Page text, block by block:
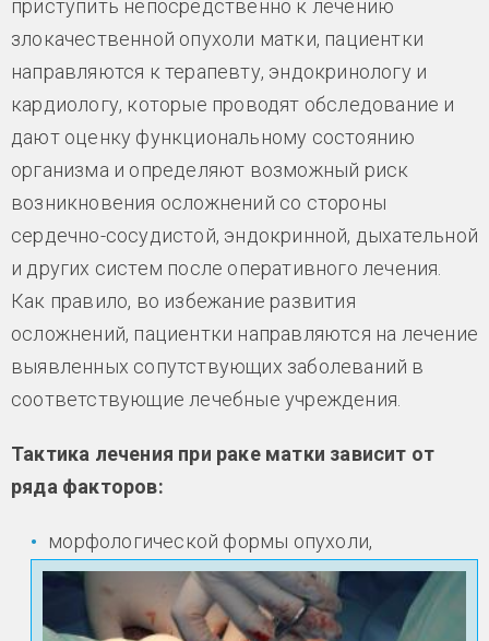
приступить непосредственно к лечению
злокачественной опухоли матки, пациентки
направляются к терапевту, эндокринологу и
кардиологу, которые проводят обследование и
дают оценку функциональному состоянию
организма и определяют возможный риск
возникновения осложнений со стороны
сердечно-сосудистой, эндокринной, дыхательной
и других систем после оперативного лечения.
Как правило, во избежание развития
осложнений, пациентки направляются на лечение
выявленных сопутствующих заболеваний в
соответствующие лечебные учреждения.
Тактика лечения при раке матки зависит от
ряда факторов:
морфологической формы опухоли,